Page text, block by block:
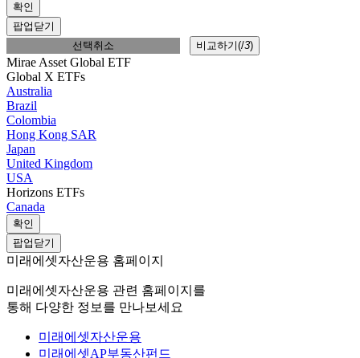
확인
팝업닫기
선택취소
비교하기(/3)
Mirae Asset Global ETF
Global X ETFs
Australia
Brazil
Colombia
Hong Kong SAR
Japan
United Kingdom
USA
Horizons ETFs
Canada
확인
팝업닫기
미래에셋자산운용 홈페이지
미래에셋자산운용 관련 홈페이지를
통해 다양한 정보를 만나보세요
미래에셋자산운용
미래에셋AP부동산펀드